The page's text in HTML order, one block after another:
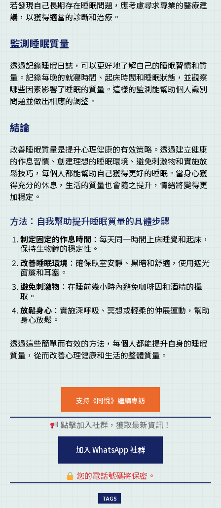
若發現自己長期存在睡眠問題，應考慮尋求專業的醫療建
議，以獲得適當的診斷和治療。
監測睡眠質量
透過記錄睡眠日誌，可以更好地了解自己的睡眠習慣和質
量。記錄每晚的就寢時間、起床時間和睡眠狀態，並觀察
哪些因素影響了睡眠的質量。這樣的監測能幫助個人識別
問題並做出相應的調整。
結論
改善睡眠質量是提升心理健康的有效策略。透過建立健康
的作息習慣、創建理想的睡眠環境、避免刺激物和實施放
鬆技巧，每個人都能幫助自己獲得更好的睡眠。當身心獲
得充分的休息，生活的質量也會隨之提升，情緒將變得更
加穩定。
方法：自我幫助提升睡眠質量的具體步驟
制定固定的作息時間 ：每天同一時間上床睡覺和起床，
保持生物鐘的穩定性。
改善睡眠環境 ：確保臥室安靜、黑暗和舒適，使用遮光
窗簾和耳塞。
避免刺激物 ：在睡前幾小時內避免咖啡因和酒精的攝
取。
放鬆身心 ：實施深呼吸、冥想或輕柔的伸展運動，幫助
身心放鬆。
透過這些簡單而有效的方法，每個人都能提升自身的睡眠
質量，從而改善心理健康和生活的整體質量。
支持《同悅》繼續專訪
點擊加入社群，獲取最新資訊！
加入 WhatsApp 社群
您的電話號碼將保密。
TAGS